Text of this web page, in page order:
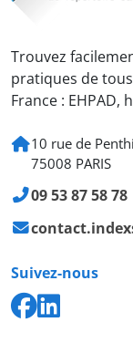
Trouvez
pratiques de
France :
10 rue de
75008 PARIS
09 53 87 58 78
Suivez-nous